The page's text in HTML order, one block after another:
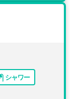
シャワー